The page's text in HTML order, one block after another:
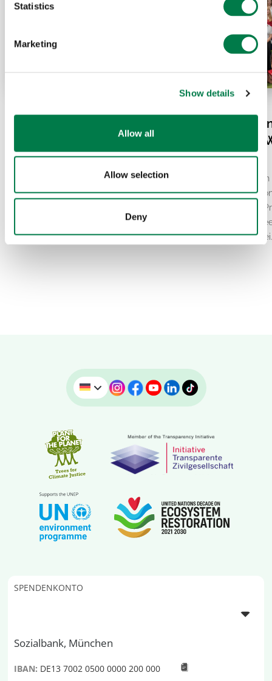
Statistics
Marketing
Show details
Allow all
Allow selection
Deny
in Europa: Was steckt
wirklich dahinter?
Eine Rekordhitze und der insgesamt
zweitwärmste Juni aller Zeiten haben
fest im Griff gehabt. Hinzu kommen
immer wieder neue…
Plant-for-the-
vereint: Globale
lokale Resilienz
Vom 9. bis 12. Juli
und junge Engagierte
the-Planet zum Global
Ambassador Council
zusammen, das alle
SPENDENKONTO
Sozialbank, München
IBAN: DE13 7002 0500 0000 200 000